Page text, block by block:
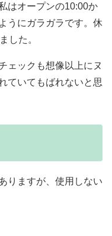
はオープンの10:00か
うにガラガラです。休
した。
ェックも想像以上にヌ
ていてもばれないと思
りますが、使用しない